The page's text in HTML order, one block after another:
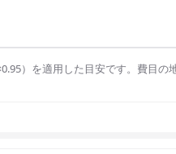
0.95）を適用した目安です。費目の